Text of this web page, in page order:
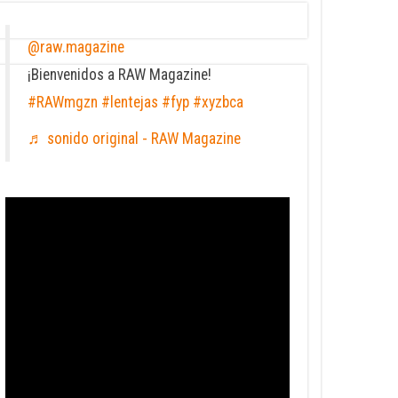
@raw.magazine
¡Bienvenidos a RAW Magazine!
#RAWmgzn #lentejas #fyp #xyzbca
♬ sonido original - RAW Magazine